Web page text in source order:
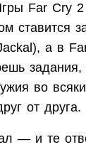
Far Cry
ставится
а в
во
от друга.
— и те